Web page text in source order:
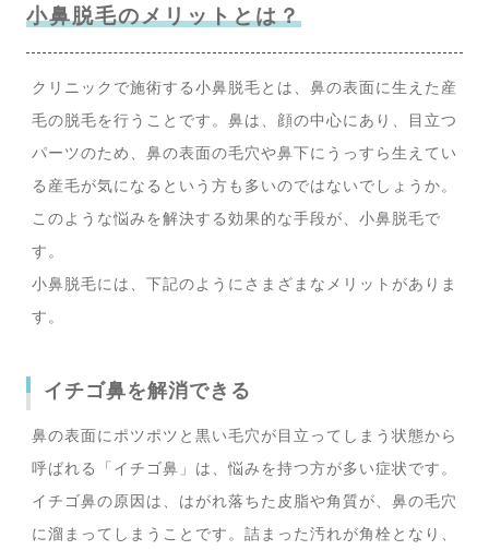
小鼻脱毛のメリットとは？
クリニックで施術する小鼻脱毛とは、鼻の表面に生えた産
毛の脱毛を行うことです。鼻は、顔の中心にあり、目立つ
パーツのため、鼻の表面の毛穴や鼻下にうっすら生えてい
る産毛が気になるという方も多いのではないでしょうか。
このような悩みを解決する効果的な手段が、小鼻脱毛で
す。
小鼻脱毛には、下記のようにさまざまなメリットがありま
す。
イチゴ鼻を解消できる
鼻の表面にポツポツと黒い毛穴が目立ってしまう状態から
呼ばれる「イチゴ鼻」は、悩みを持つ方が多い症状です。
イチゴ鼻の原因は、はがれ落ちた皮脂や角質が、鼻の毛穴
に溜まってしまうことです。詰まった汚れが角栓となり、